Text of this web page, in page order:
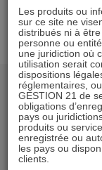
Les produits ou
sur ce site ne
distribués ni à
personne ou
une juridiction où
utilisation serait
dispositions
réglementaires,
GESTION 21 de
obligations
pays ou
produits ou
enregistrée ou
les pays ou
clients.